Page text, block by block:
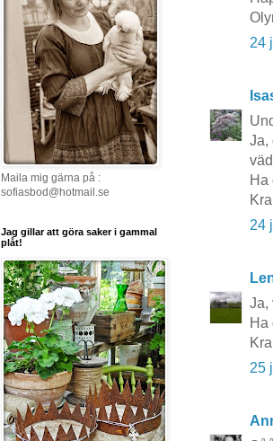
24
Ja,
Ha
24
Ja,
Ha
25
Maila mig gärna på :
sofiasbod@hotmail.se
Jag gillar att göra saker i gammal
plåt!